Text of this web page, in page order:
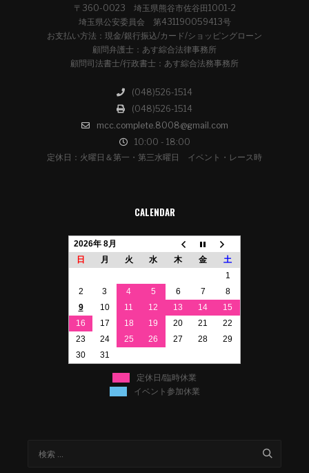
〒360-0023 埼玉県熊谷市佐谷田1001-2
埼玉県公安委員会 第431190059413号
お支払い方法：現金/銀行振込/カード/ショッピングローン
顧問弁護士：あす綜合法律事務所
顧問司法書士/行政書士：あす綜合法務事務所
(048)526-1514
(048)526-1514
mcc.complete.8008@gmail.com
10:00 - 18:00
定休日：火曜日＆第一・第三水曜日 イベント・レース時
CALENDAR
2026年 8月
日
月 火 水 木 金
土
1
2
3 4 5 6 7
8
9
10 11 12 13 14
15
16
17 18 19 20 21
22
23
24 25 26 27 28
29
30
31
定休日/臨時休業
イベント参加休業